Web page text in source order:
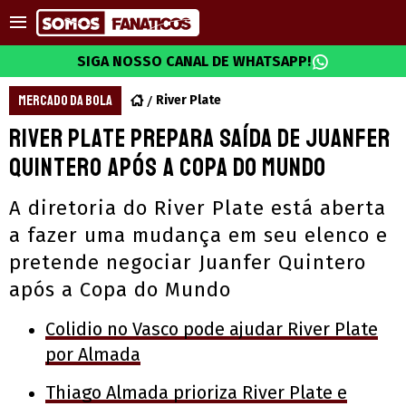
SIGA NOSSO CANAL DE WHATSAPP!
MERCADO DA BOLA River Plate
River Plate prepara saída de Juanfer
Quintero após a Copa do Mundo
A diretoria do River Plate está aberta
a fazer uma mudança em seu elenco e
pretende negociar Juanfer Quintero
após a Copa do Mundo
Colidio no Vasco pode ajudar River Plate
por Almada
Thiago Almada prioriza River Plate e